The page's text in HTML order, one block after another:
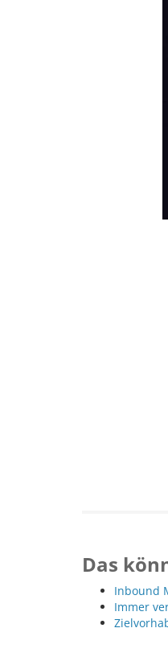
Das
Inbound
Immer